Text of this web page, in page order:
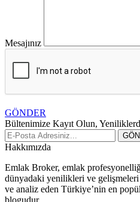
Mesajınız
GÖNDER
Bültenimize Kayıt Olun,
Hakkımızda
Emlak Broker, emlak
dünyadaki yenilikleri ve gelişmeleri
ve analiz eden Türkiye’nin en
blogudur.